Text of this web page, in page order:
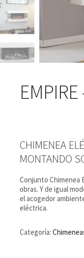
CHIMENEA
MONTANDO
Conjunto Chimenea
obras. Y de igual
el acogedor
eléctrica.
Categoría: